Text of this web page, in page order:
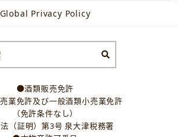
Global Privacy Policy
●酒類販売免許
業免許及び一般酒類小売業免許
（免許条件なし）
（証明）第3号 泉大津税務署